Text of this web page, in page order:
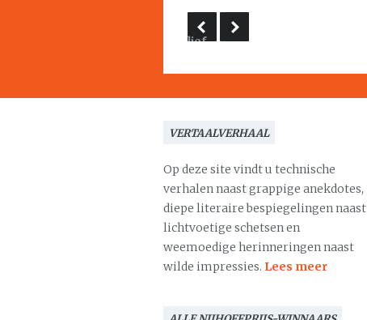
lief
van
literair
VERTAALVERHAAL
Op deze site vindt u technische
verhalen naast grappige anekdotes,
diepe literaire bespiegelingen naast
lichtvoetige schetsen en
weemoedige herinneringen naast
wilde impressies. Lees meer